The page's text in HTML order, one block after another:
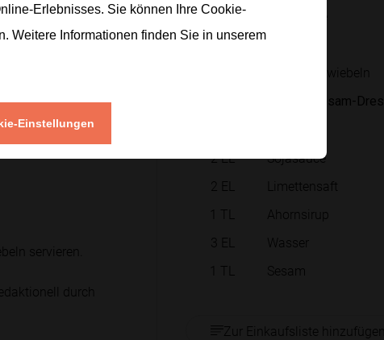
0.5
150g
Frühlingszwiebeln
Für das Sesam-
2EL
Sojasauce
2 EL
Limettensaft
1 TL
Ahornsirup
3 EL
Wasser
1 TL Sesam
Zur Einkaufsliste hinzufügen
in Ringe
verrühren.
servieren.
durch
Erlebnisses. Sie können Ihre Cookie-
Weitere Informationen finden Sie in unserem
Einstellungen